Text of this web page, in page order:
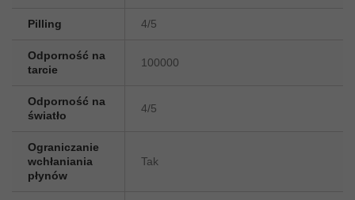
Pilling 4/5
Odporność na
tarcie
100000
Odporność na
światło
4/5
Ograniczanie
wchłaniania
płynów
Tak